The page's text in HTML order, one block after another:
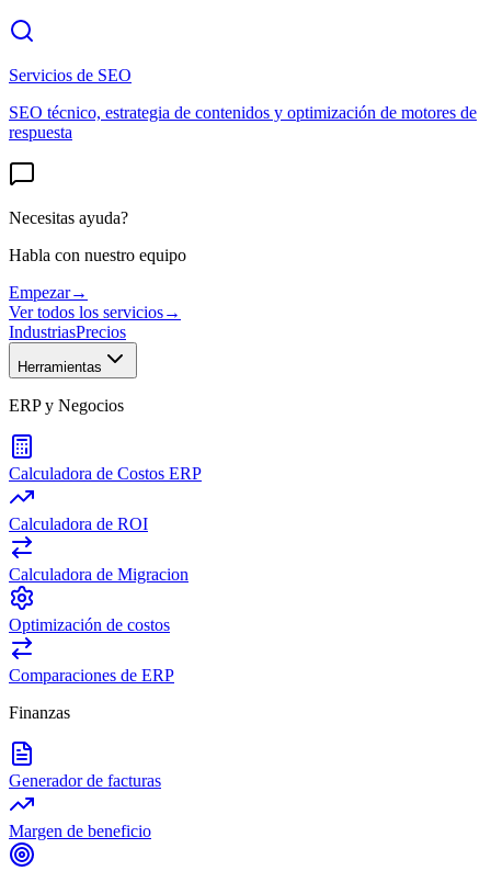
Servicios de SEO
SEO técnico, estrategia de contenidos y optimización de motores de
respuesta
Necesitas ayuda?
Habla con nuestro equipo
Empezar→
Ver todos los servicios→
IndustriasPrecios
Herramientas
ERP y Negocios
Calculadora de Costos ERP
Calculadora de ROI
Calculadora de Migracion
Optimización de costos
Comparaciones de ERP
Finanzas
Generador de facturas
Margen de beneficio